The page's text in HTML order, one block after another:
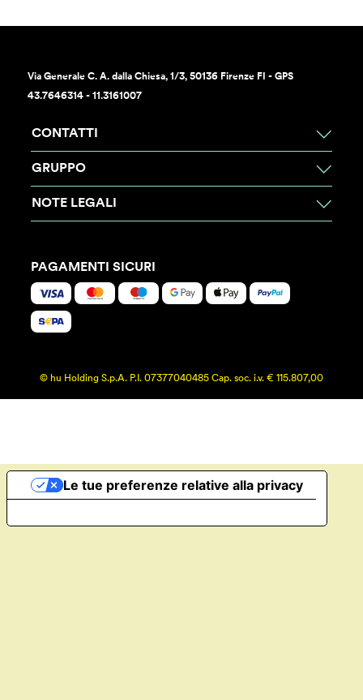
Via Generale C. A. dalla Chiesa, 1/3, 50136 Firenze FI - GPS
43.7646314 - 11.3161007
CONTATTI
GRUPPO
NOTE LEGALI
PAGAMENTI SICURI
© hu Holding S.p.A. P.I. 07377040485 Cap. soc. i.v. € 115.807,00
Le tue preferenze relative alla privacy